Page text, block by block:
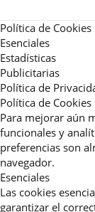
Política de Cookies
Esenciales
Estadísticas
Publicitarias
Política de
Política de Cookies
Para mejorar aún
funcionales y
preferencias son
navegador.
Esenciales
Las cookies
garantizar el